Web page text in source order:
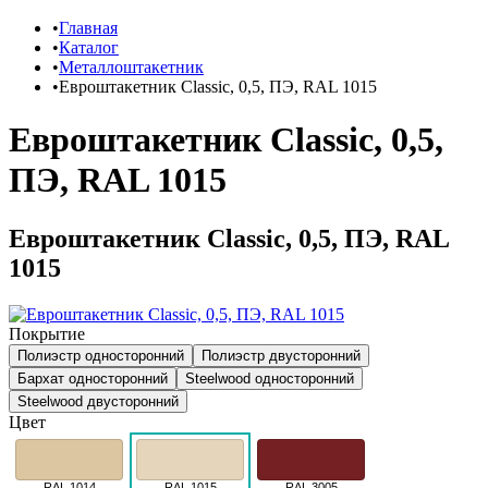
Главная
Каталог
Металлоштакетник
Евроштакетник Classic, 0,5, ПЭ, RAL 1015
Евроштакетник Classic, 0,5,
ПЭ, RAL 1015
Евроштакетник Classic, 0,5, ПЭ, RAL
1015
Покрытие
Полиэстр односторонний
Полиэстр двусторонний
Бархат односторонний
Steelwood односторонний
Steelwood двусторонний
Цвет